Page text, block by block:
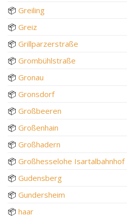
📦 Greiling
📦 Greiz
📦 Grillparzerstraße
📦 Grombühlstraße
📦 Gronau
📦 Gronsdorf
📦 Großbeeren
📦 Großenhain
📦 Großhadern
📦 Großhesselohe Isartalbahnhof
📦 Gudensberg
📦 Gundersheim
📦 haar